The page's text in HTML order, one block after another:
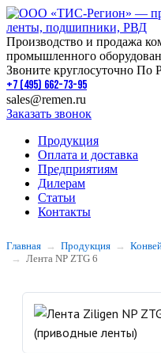
Производство и продажа
промышленного
Звоните круглосуточно По
+7 (495) 662-73-95
sales@remen.ru
Заказать звонок
Продукция
Оплата и доставка
Предприятиям
Дилерам
Статьи
Контакты
Главная Продукция
Лента NP ZTG 6